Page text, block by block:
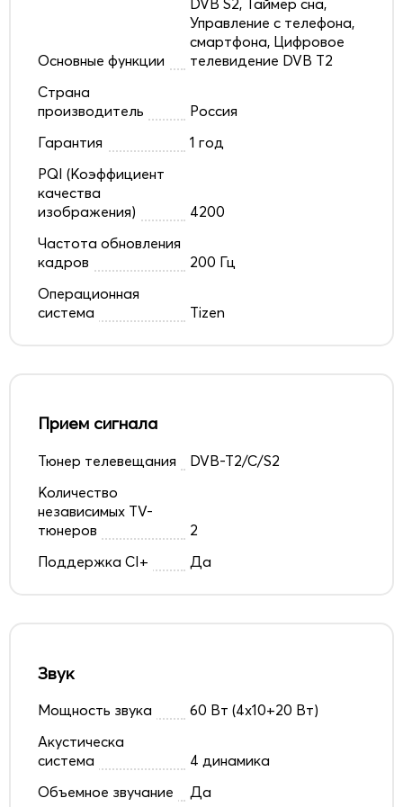
Основные функции
Управление с телефона,
смартфона, Цифровое
телевидение DVB T2
Страна
производитель
Россия
Гарантия
1 год
PQI (Коэффициент
качества
изображения)
4200
Частота обновления
кадров
200 Гц
Операционная
система
Tizen
Прием сигнала
Тюнер телевещания
DVB-T2/C/S2
Количество
независимых TV-
тюнеров
2
Поддержка CI+
Да
Звук
Мощность звука
60 Вт (4x10+20 Вт)
Акустическа
система
4 динамика
Объемное звучание
Да